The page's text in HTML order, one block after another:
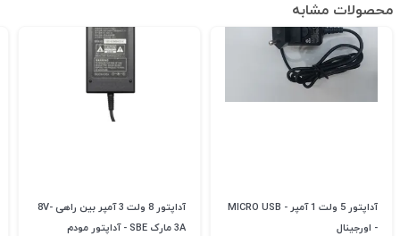
محصولات مشابه
آداپتور 5 ولت 1 آمپر - MICRO USB
- اورجینال
آداپتور 8 ولت 3 آمپر بین راهی 8V-
3A مارک SBE - آداپتور مودم